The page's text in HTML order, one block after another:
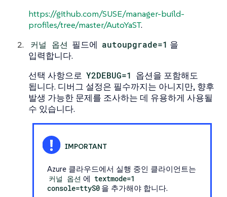
https://github.com/SUSE/manager-build-
profiles/tree/master/AutoYaST.
커널 옵션 필드에 autoupgrade=1 을
입력합니다.
선택 사항으로 Y2DEBUG=1 옵션을 포함해도
됩니다. 디버그 설정은 필수까지는 아니지만, 향후
발생 가능한 문제를 조사하는 데 유용하게 사용될
수 있습니다.
Azure 클라우드에서 실행 중인 클라이언트는
커널 옵션 에 textmode=1
console=ttyS0 을 추가해야 합니다.